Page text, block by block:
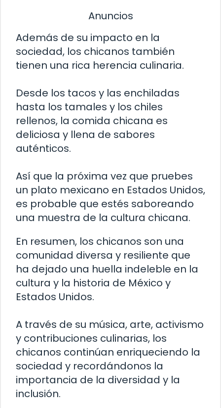
Anuncios
Además de su impacto en la
sociedad, los chicanos también
tienen una rica herencia culinaria.
Desde los tacos y las enchiladas
hasta los tamales y los chiles
rellenos, la comida chicana es
deliciosa y llena de sabores
auténticos.
Así que la próxima vez que pruebes
un plato mexicano en Estados Unidos,
es probable que estés saboreando
una muestra de la cultura chicana.
En resumen, los chicanos son una
comunidad diversa y resiliente que
ha dejado una huella indeleble en la
cultura y la historia de México y
Estados Unidos.
A través de su música, arte, activismo
y contribuciones culinarias, los
chicanos continúan enriqueciendo la
sociedad y recordándonos la
importancia de la diversidad y la
inclusión.